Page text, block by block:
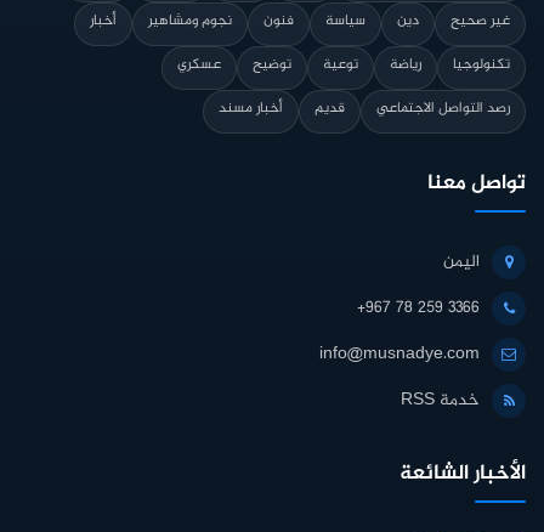
غير صحيح
دين سياسة فنون نجوم ومشاهير
أخبار
تكنولوجيا
رياضة توعية توضيح
عسكري
رصد التواصل الاجتماعي
قديم أخبار مسند
تواصل معنا
اليمن
+967 78 259 3366
info@musnadye.com
خدمة RSS
الأخبار الشائعة